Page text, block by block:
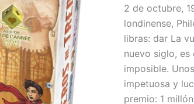
2 de octubre,
londinense,
libras: dar La
nuevo siglo, es
imposible.
impetuosa y
premio: 1